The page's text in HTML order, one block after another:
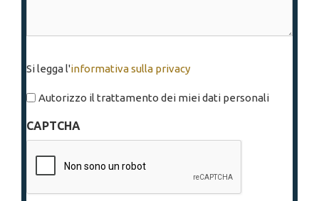
legga
l'informativa
privacy
Si legga l'informativa sulla privacy
Autorizzo il trattamento dei miei dati personali
CAPTCHA